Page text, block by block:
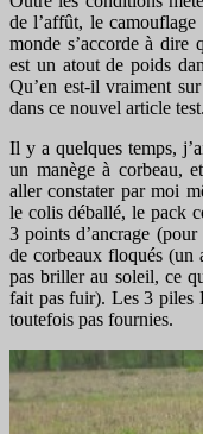
de l’affût, le
monde s’accorde à dire
est un atout de poids
Qu’en est-il vraiment
dans ce nouvel article test.
Il y a quelques temps,
un manège à corbeau,
aller constater par moi
le colis déballé, le pack
3 points d’ancrage
de corbeaux floqués (un
pas briller au soleil, ce
fait pas fuir). Les 3 piles
toutefois pas fournies.